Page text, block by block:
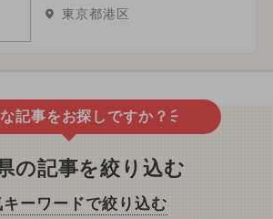
東京都港区
記事をお探しですか？
の記事を絞り込む
キーワードで絞り込む